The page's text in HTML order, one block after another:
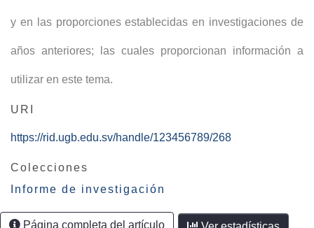
y en las proporciones establecidas en investigaciones de
años anteriores; las cuales proporcionan información a
utilizar en este tema.
URI
https://rid.ugb.edu.sv/handle/123456789/268
Colecciones
Informe de investigación
Página completa del artículo